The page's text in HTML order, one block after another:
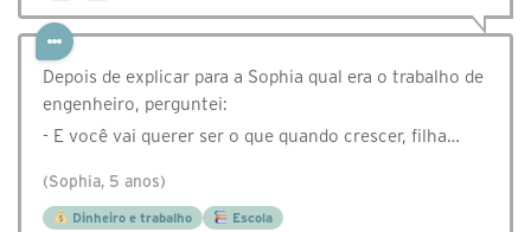
Depois de explicar para a Sophia qual era o trabalho de
engenheiro, perguntei:
- E você vai querer ser o que quando crescer, filha…
(Sophia, 5 anos)
Dinheiro e trabalho Escola